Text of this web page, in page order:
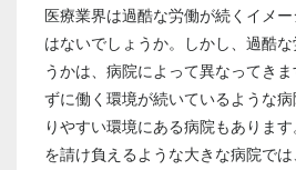
医療業界は過酷な労働が続くイメ
はないでしょうか。しかし、過酷
うかは、病院によって異なってき
ずに働く環境が続いているような
りやすい環境にある病院もありま
を請け負えるような大きな病院で